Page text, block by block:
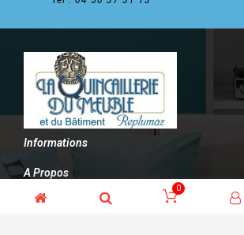
Informations
A Propos
Contact
0